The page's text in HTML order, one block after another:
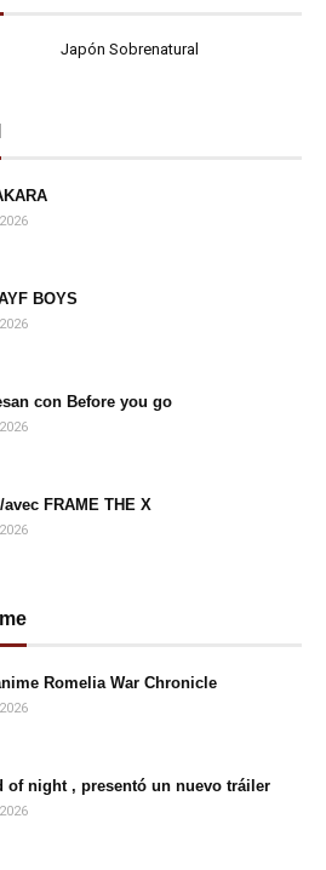
Japón Sobrenatural
BOYS
con Before you go
FRAME THE X
Romelia War Chronicle
of night , presentó un nuevo tráiler